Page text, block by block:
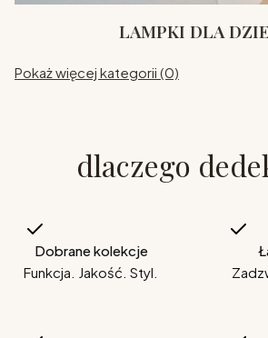
LAMPKI DLA
Pokaż więcej kategorii (0)
dlaczego
Dobrane kolekcje
Funkcja. Jakość. Styl.